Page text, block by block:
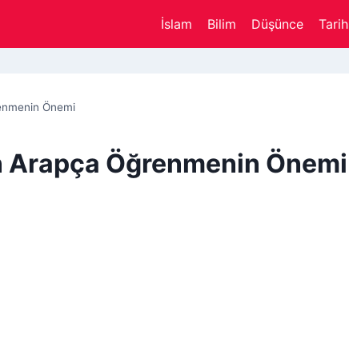
İslam Bilim Düşünce Tarih
Önemi
Arapça Öğrenmenin Önemi